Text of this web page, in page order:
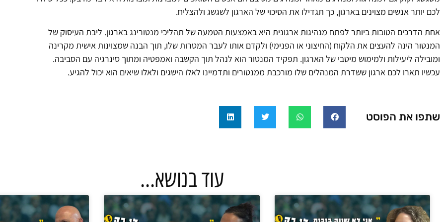
לכם יותר אנשים מצוינים בארגון, כך תגדילו את הסיכוי של הארגון לשגשג ולהצליח.
אחת הדרכים הטובות ביותר לפתח מנהיגות ארגונית היא באמצעות הטמעה של תהליכי מנטורינג בארגון. ליבת העיסוק של
המנטור הינה להעצים את הלקוח (החיצוני או הפנימי) ולקדם אותו לעבר המטרות שלו, תוך הבנה שמצוינות אישית מקרינה
ומובילה ליעילות ולמימוש מיטבי של הארגון. תפקיד המנטור הוא לנהל תוך הקשבה ואמפטיה ומתוך סינרגיה עם הסביבה.
עכשיו תארו לכם ארגון ששדרת המנהלים שלו מורכבת ממנטורים ותדמיינו לאלו הישגים ולאלו שיאים הוא יכול להגיע.
שתפו את הפוסט
עוד בנושא...